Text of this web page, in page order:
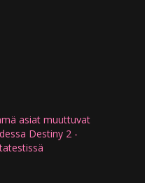
asiat muuttuvat
Destiny 2 -